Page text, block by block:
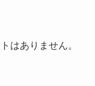
はありません。